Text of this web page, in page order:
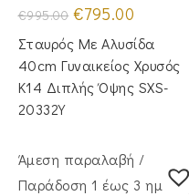
€995.00 Original
price
was:
€995.00.
€795.00
τιμή
είναι:
€795.00.
Σταυρός Με Αλυσίδα
40cm Γυναικείος Χρυσός
Κ14 Διπλής Όψης SXS-
20332Y
Άμεση παραλαβή /
Παράδoση 1 έως 3 ημέρες